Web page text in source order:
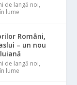
de langă noi,
lume
Români,
– un nou
de langă noi,
lume